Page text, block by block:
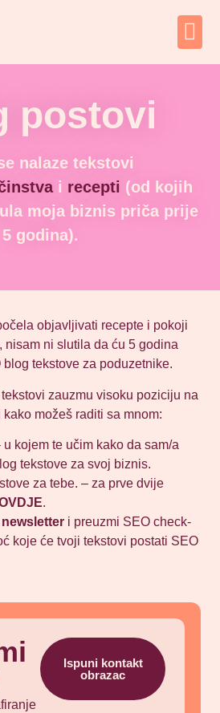
postovi
nalaze tekstovi
i recepti (od kojih
moja biznis priča prije
5 godina).
objavljivati recepte i pokoji
nisam ni slutila da ću 5 godina
tekstove za poduzetnike.
zauzmu visoku poziciju na
možeš raditi sa mnom:
u kojem te učim kako da sam/a
tekstove za svoj biznis.
za tebe. – za prve dvije
.
newsletter i preuzmi SEO check-
koje će tvoji tekstovi postati SEO
Ispuni kontakt
obrazac